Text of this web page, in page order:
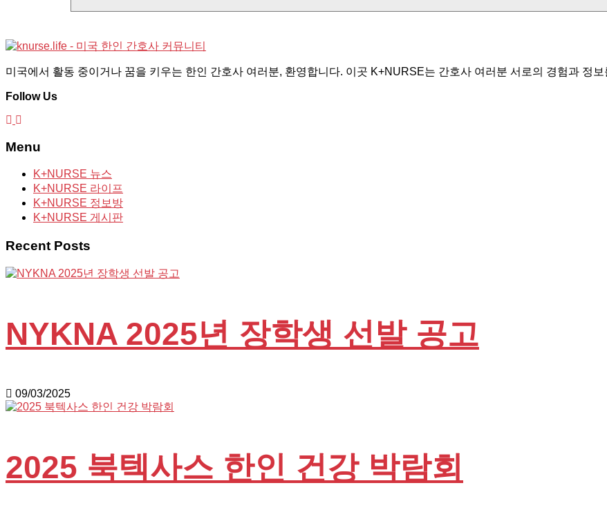
미국에서 활동 중이거나 꿈을 키우는 한인 간호사 여러분, 환영합니다. 이곳 K+NURSE는 간호사 여러분 서로의 경험과 정
Follow Us
Menu
K+NURSE 뉴스
K+NURSE 라이프
K+NURSE 정보방
K+NURSE 게시판
Recent Posts
NYKNA 2025년 장학생 선발 공고
09/03/2025
2025 북텍사스 한인 건강 박람회